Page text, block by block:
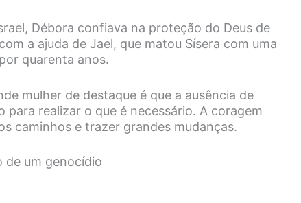
Débora confiava na proteção do Deus de
a ajuda de Jael, que matou Sísera com uma
quarenta anos.
mulher de destaque é que a ausência de
realizar o que é necessário. A coragem
caminhos e trazer grandes mudanças.
de um genocídio